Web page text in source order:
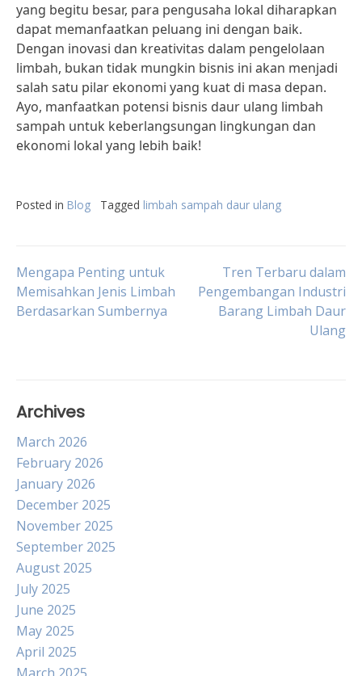
yang begitu besar, para pengusaha lokal diharapkan
dapat memanfaatkan peluang ini dengan baik.
Dengan inovasi dan kreativitas dalam pengelolaan
limbah, bukan tidak mungkin bisnis ini akan menjadi
salah satu pilar ekonomi yang kuat di masa depan.
Ayo, manfaatkan potensi bisnis daur ulang limbah
sampah untuk keberlangsungan lingkungan dan
ekonomi lokal yang lebih baik!
Posted in Blog Tagged limbah sampah daur ulang
Post
navigation
Mengapa Penting untuk
Memisahkan Jenis Limbah
Berdasarkan Sumbernya
Tren Terbaru dalam
Pengembangan Industri
Barang Limbah Daur
Ulang
Archives
March 2026
February 2026
January 2026
December 2025
November 2025
September 2025
August 2025
July 2025
June 2025
May 2025
April 2025